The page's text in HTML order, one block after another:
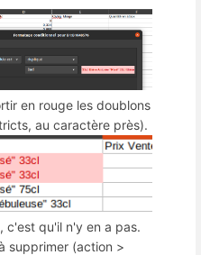
en rouge les doublons
au caractère près).
c'est qu'il n'y en a pas.
supprimer (action >